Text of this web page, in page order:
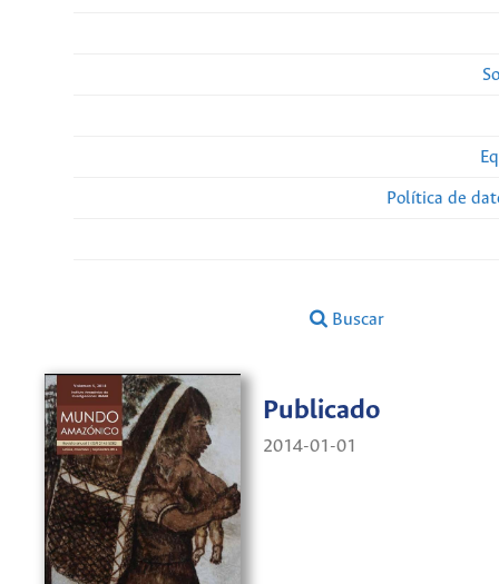
Política de
Buscar
Publicado
2014-01-01